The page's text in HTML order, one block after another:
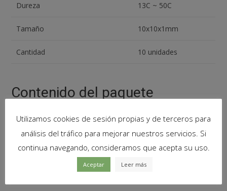
Dureza 13C ~ 50C
Tamaño 10x10x1mm
Cantidad 10 unidades
Contenido del paquete
10xPAD TERMICO Thermal Pad 10x10x1mm Pasta
Termica Alta disipacion
Utilizamos cookies de sesión propias y de terceros para
análisis del tráfico para mejorar nuestros servicios. Si
continua navegando, consideramos que acepta su uso.
Aceptar Leer más